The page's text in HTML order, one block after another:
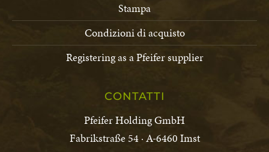
Stampa
Condizioni di acquisto
Registering as a Pfeifer supplier
CONTATTI
Pfeifer Holding GmbH
Fabrikstraße 54 · A-6460 Imst